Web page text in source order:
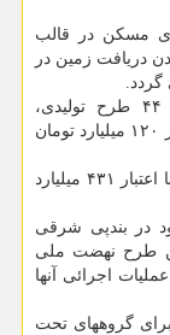
مسکن در قالب
دریافت زمین در
گردد.
عزیززاده گرجی اضافه کرد: در هفته دولت ۴۴ طرح تولیدی،
کشاورزی، آموزشی و زیرساختی در بابل با اعتبار ۱۲۰ میلیارد تومان
وی افزود: همین طور عملیات اجرائی ۱۶ طرح با اعتبار ۴۳۱ میلیارد
در بندپی شرقی
۴۰۰ واحد مسکن طرح نهضت ملی
اجرائی آنها
گروههای تحت